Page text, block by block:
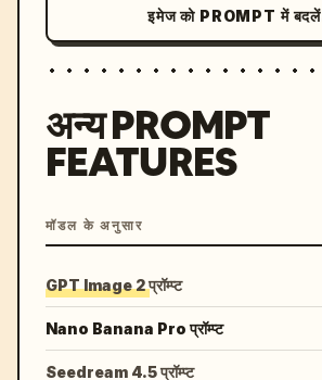
इमेज को PROMPT में बदलें
अन्य PROMPT
FEATURES
मॉडल के अनुसार
GPT Image 2 प्रॉम्प्ट
Nano Banana Pro प्रॉम्प्ट
Seedream 4.5 प्रॉम्प्ट